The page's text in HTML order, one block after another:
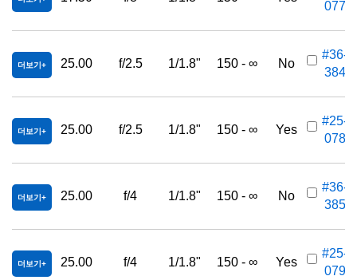
077
더보기 25.00 f/2.5 1/1.8" 150 - ∞ No
#36-
384
더보기 25.00 f/2.5 1/1.8" 150 - ∞ Yes
#25-
078
더보기 25.00 f/4 1/1.8" 150 - ∞ No
#36-
385
더보기 25.00 f/4 1/1.8" 150 - ∞ Yes
#25-
079